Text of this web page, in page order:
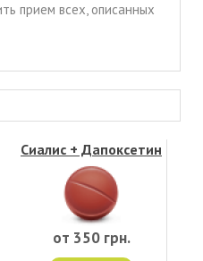
прием всех, описанных
Сиалис + Дапоксетин
от 350 грн.